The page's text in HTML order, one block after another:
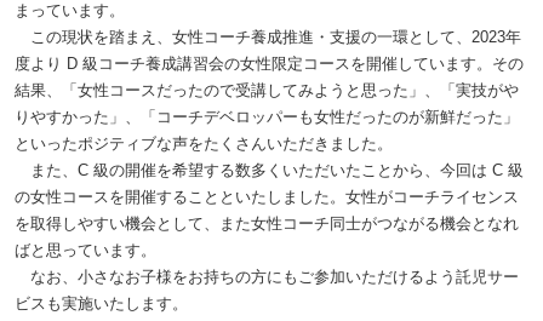
まっています。
この現状を踏まえ、女性コーチ養成推進・支援の一環として、2023年
度より D 級コーチ養成講習会の女性限定コースを開催しています。その
結果、「女性コースだったので受講してみようと思った」、「実技がや
りやすかった」、「コーチデベロッパーも女性だったのが新鮮だった」
といったポジティブな声をたくさんいただきました。
また、C 級の開催を希望する数多くいただいたことから、今回は C 級
の女性コースを開催することといたしました。女性がコーチライセンス
を取得しやすい機会として、また女性コーチ同士がつながる機会となれ
ばと思っています。
なお、小さなお子様をお持ちの方にもご参加いただけるよう託児サー
ビスも実施いたします。